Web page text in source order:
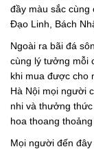
đầy màu sắc cùng
Đạo Linh, Bách
Ngoài ra bãi đá
cùng lý tưởng mỗi
khi mua được cho
Hà Nội mọi người
nhi và thưởng
hoa thoang
Mọi người đến